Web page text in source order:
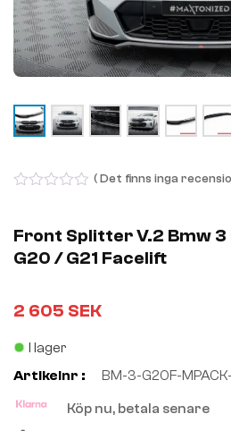
of
5
( Det finns inga
Front Splitter V.2 Bmw
G20 / G21 Facelift
2 605 SEK
I lager
Artikelnr :
BM-3-G20F-
Köp nu, betala senare